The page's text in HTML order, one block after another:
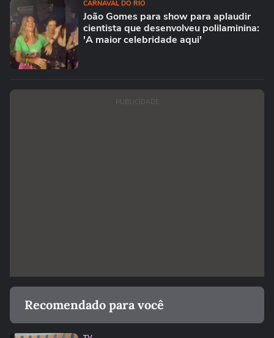
CARNAVAL DO RIO
João Gomes para show para aplaudir
cientista que desenvolveu polilaminina:
'A maior celebridade aqui'
PUBLICIDADE
Recomendado para você